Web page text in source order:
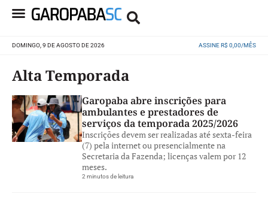
DOMINGO, 9 DE AGOSTO DE 2026 ASSINE R$ 0,00/MÊS
Alta Temporada
Garopaba abre inscrições para
ambulantes e prestadores de
serviços da temporada 2025/2026
Inscrições devem ser realizadas até sexta-feira
(7) pela internet ou presencialmente na
Secretaria da Fazenda; licenças valem por 12
meses.
2 minutos de leitura